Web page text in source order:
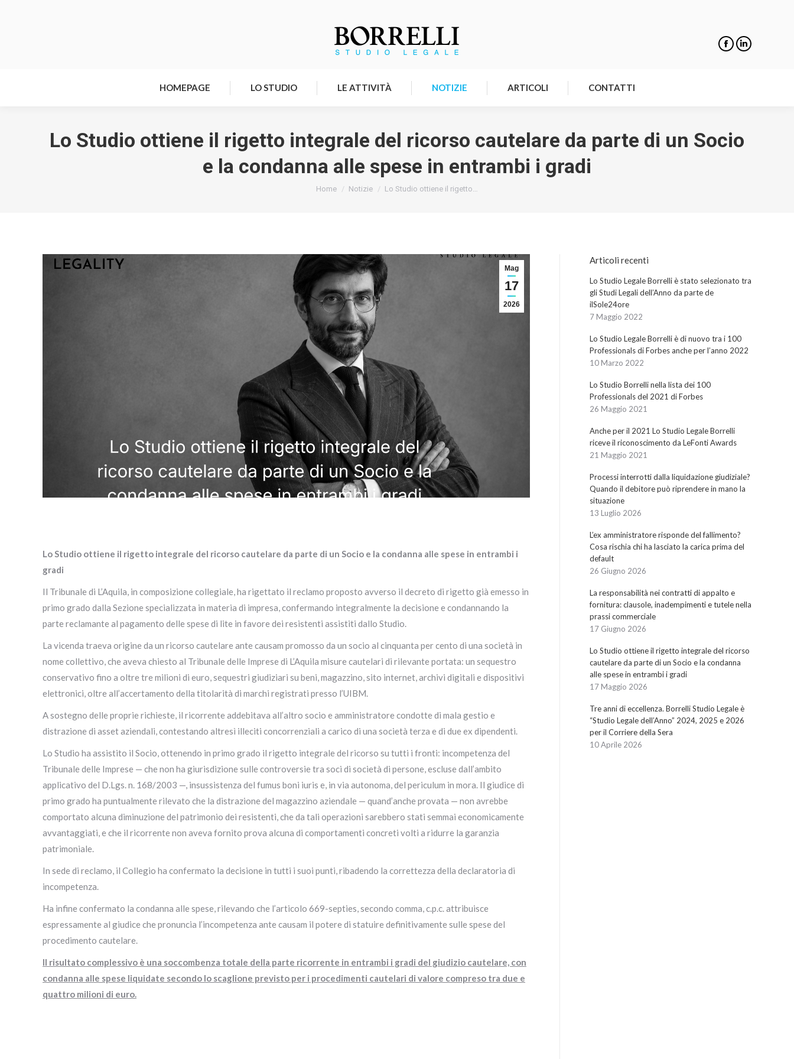
HOMEPAGE LO STUDIO LE ATTIVITÀ NOTIZIE ARTICOLI CONTATTI
Lo Studio ottiene il rigetto integrale del ricorso cautelare da parte di un Socio
e la condanna alle spese in entrambi i gradi
Tu sei qui:
Home Notizie Lo Studio ottiene il rigetto…
Mag
17
2026
Lo Studio ottiene il rigetto integrale del ricorso cautelare da parte di un Socio e la condanna alle spese in entrambi i
gradi
Il Tribunale di L’Aquila, in composizione collegiale, ha rigettato il reclamo proposto avverso il decreto di rigetto già emesso in
primo grado dalla Sezione specializzata in materia di impresa, confermando integralmente la decisione e condannando la
parte reclamante al pagamento delle spese di lite in favore dei resistenti assistiti dallo Studio.
La vicenda traeva origine da un ricorso cautelare ante causam promosso da un socio al cinquanta per cento di una società in
nome collettivo, che aveva chiesto al Tribunale delle Imprese di L’Aquila misure cautelari di rilevante portata: un sequestro
conservativo fino a oltre tre milioni di euro, sequestri giudiziari su beni, magazzino, sito internet, archivi digitali e dispositivi
elettronici, oltre all’accertamento della titolarità di marchi registrati presso l’UIBM.
A sostegno delle proprie richieste, il ricorrente addebitava all’altro socio e amministratore condotte di mala gestio e
distrazione di asset aziendali, contestando altresì illeciti concorrenziali a carico di una società terza e di due ex dipendenti.
Lo Studio ha assistito il Socio, ottenendo in primo grado il rigetto integrale del ricorso su tutti i fronti: incompetenza del
Tribunale delle Imprese — che non ha giurisdizione sulle controversie tra soci di società di persone, escluse dall’ambito
applicativo del D.Lgs. n. 168/2003 —, insussistenza del fumus boni iuris e, in via autonoma, del periculum in mora. Il giudice di
primo grado ha puntualmente rilevato che la distrazione del magazzino aziendale — quand’anche provata — non avrebbe
comportato alcuna diminuzione del patrimonio dei resistenti, che da tali operazioni sarebbero stati semmai economicamente
avvantaggiati, e che il ricorrente non aveva fornito prova alcuna di comportamenti concreti volti a ridurre la garanzia
patrimoniale.
In sede di reclamo, il Collegio ha confermato la decisione in tutti i suoi punti, ribadendo la correttezza della declaratoria di
incompetenza.
Ha infine confermato la condanna alle spese, rilevando che l’articolo 669-septies, secondo comma, c.p.c. attribuisce
espressamente al giudice che pronuncia l’incompetenza ante causam il potere di statuire definitivamente sulle spese del
procedimento cautelare.
Il risultato complessivo è una soccombenza totale della parte ricorrente in entrambi i gradi del giudizio cautelare, con
condanna alle spese liquidate secondo lo scaglione previsto per i procedimenti cautelari di valore compreso tra due e
quattro milioni di euro.
Articoli recenti
Lo Studio Legale Borrelli è stato selezionato tra
gli Studi Legali dell’Anno da parte de
ilSole24ore
7 Maggio 2022
Lo Studio Legale Borrelli è di nuovo tra i 100
Professionals di Forbes anche per l’anno 2022
10 Marzo 2022
Lo Studio Borrelli nella lista dei 100
Professionals del 2021 di Forbes
26 Maggio 2021
Anche per il 2021 Lo Studio Legale Borrelli
riceve il riconoscimento da LeFonti Awards
21 Maggio 2021
Processi interrotti dalla liquidazione giudiziale?
Quando il debitore può riprendere in mano la
situazione
13 Luglio 2026
L’ex amministratore risponde del fallimento?
Cosa rischia chi ha lasciato la carica prima del
default
26 Giugno 2026
La responsabilità nei contratti di appalto e
fornitura: clausole, inadempimenti e tutele nella
prassi commerciale
17 Giugno 2026
Lo Studio ottiene il rigetto integrale del ricorso
cautelare da parte di un Socio e la condanna
alle spese in entrambi i gradi
17 Maggio 2026
Tre anni di eccellenza. Borrelli Studio Legale è
“Studio Legale dell’Anno” 2024, 2025 e 2026
per il Corriere della Sera
10 Aprile 2026
LO STUDIO LE ATTIVITÀ